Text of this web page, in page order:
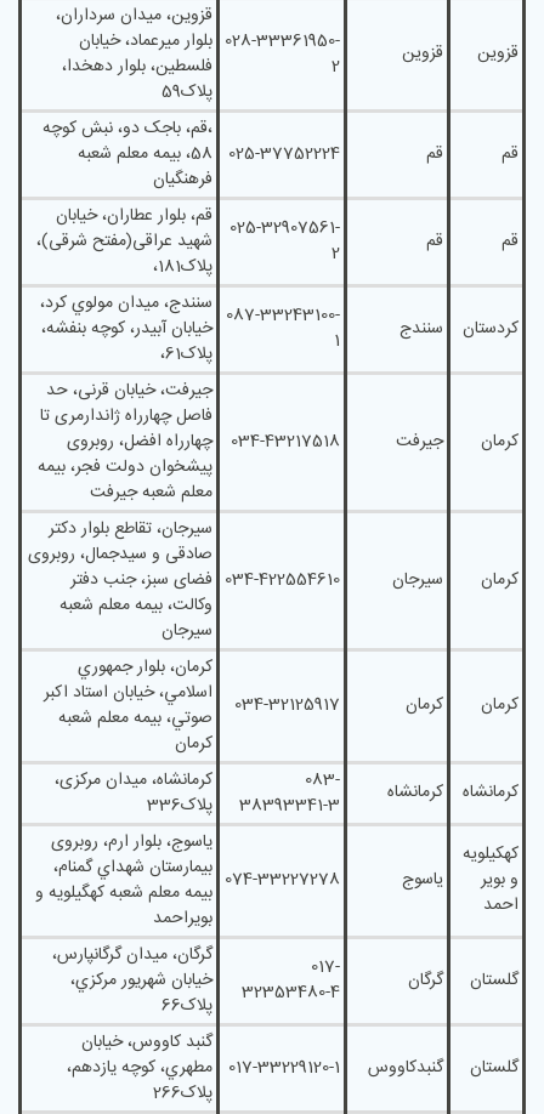
قزوین قزوین
028-33361950-
2
قزوين، ميدان سرداران،
بلوار ميرعماد، خيابان
فلسطين، بلوار دهخدا،
پلاک59
قم قم 025-37752224
،قم، باجک دو، نبش کوچه
58، بیمه معلم شعبه
فرهنگیان
قم قم
025-32907561-
2
قم، بلوار عطاران، خیابان
شهید عراقی(مفتح شرقی)،
پلاک181،
کردستان سنندج
087-33243100-
1
سنندج، ميدان مولوي کرد،
خيابان آبيدر، کوچه بنفشه،
پلاک61،
کرمان جیرفت 034-43217518
جیرفت، خیابان قرنی، حد
فاصل چهارراه ژاندارمری تا
چهارراه افضل، روبروی
پیشخوان دولت فجر، بیمه
معلم شعبه جیرفت
کرمان سیرجان 034-422554610
سیرجان، تقاطع بلوار دکتر
صادقی و سیدجمال، روبروی
فضای سبز، جنب دفتر
وکالت، بیمه معلم شعبه
سیرجان
کرمان کرمان 034-32125917
کرمان، بلوار جمهوري
اسلامي، خيابان استاد اکبر
صوتي، بیمه معلم شعبه
کرمان
کرمانشاه
کرمانشاه
083-
38393341-3
کرمانشاه، میدان مرکزی،
پلاک336
کهکیلویه
و بویر
احمد
یاسوج 074-33227278
ياسوج، بلوار ارم، روبروی
بيمارستان شهداي گمنام،
بيمه معلم شعبه کهگيلويه و
بويراحمد
گلستان گرگان
017-
32353480-4
گرگان، ميدان گرگانپارس،
خيابان شهريور مرکزي،
پلاک66
گلستان گنبدکاووس 017-33229120-1
گنبد کاووس، خيابان
مطهري، کوچه يازدهم،
پلاک266